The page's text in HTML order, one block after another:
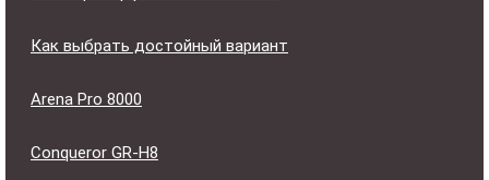
Как выбрать достойный вариант
Arena Pro 8000
Conqueror GR-H8